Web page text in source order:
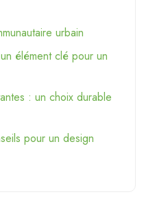
urbain
élément clé pour un
: un choix durable
pour un design